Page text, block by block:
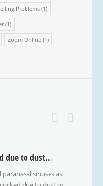
Problems (1)
(1)
Zoom Online (1)
due to dust…
sinuses as